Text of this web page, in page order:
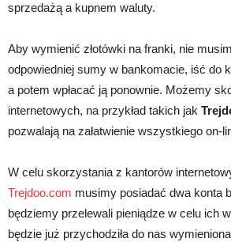
sprzedażą a kupnem waluty.
Aby wymienić złotówki na franki, nie
odpowiedniej sumy w bankomacie, iść do
a potem wpłacać ją ponownie. Możemy
internetowych, na przykład takich jak
pozwalają na załatwienie wszystkiego on-
W celu skorzystania z kantorów
Trejdoo.com musimy posiadać dwa konta
będziemy przelewali pieniądze w celu ich
będzie już przychodziła do nas